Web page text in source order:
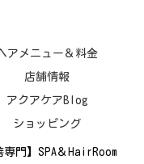
アメニュー＆料金
店舗情報
アクアケアBlog
ショッピング
門】SPA＆HairRoom